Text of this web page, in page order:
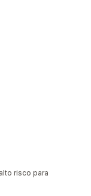
risco para